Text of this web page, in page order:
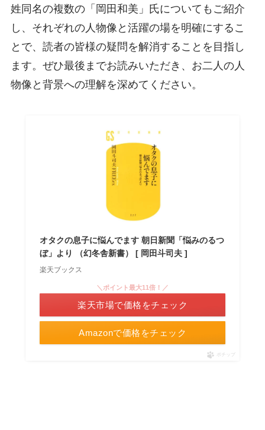
姓同名の複数の「岡田和美」氏についてもご紹介
し、それぞれの人物像と活躍の場を明確にするこ
とで、読者の皆様の疑問を解消することを目指し
ます。ぜひ最後までお読みいただき、お二人の人
物像と背景への理解を深めてください。
オタクの息子に悩んでます 朝日新聞「悩みのるつ
ぼ」より （幻冬舎新書） [ 岡田斗司夫 ]
楽天ブックス
Amazonで価格をチェック
＼ポイント最大11倍！／
楽天市場で価格をチェック
ポチップ